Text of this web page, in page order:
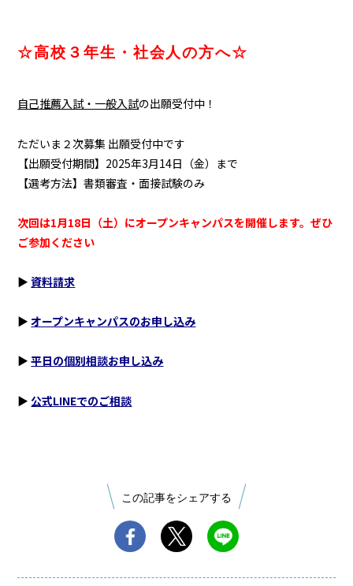
☆高校３年生・社会人の方へ☆
自己推薦入試・一般入試の出願受付中！
ただいま２次募集 出願受付中です
【出願受付期間】2025年3月14日（金）まで
【選考方法】書類審査・面接試験のみ
次回は1月18日（土）にオープンキャンパスを開催します。ぜひ
ご参加ください
▶︎資料請求
▶︎オープンキャンパスのお申し込み
▶︎平日の個別相談お申し込み
▶︎公式LINEでのご相談
この記事をシェアする